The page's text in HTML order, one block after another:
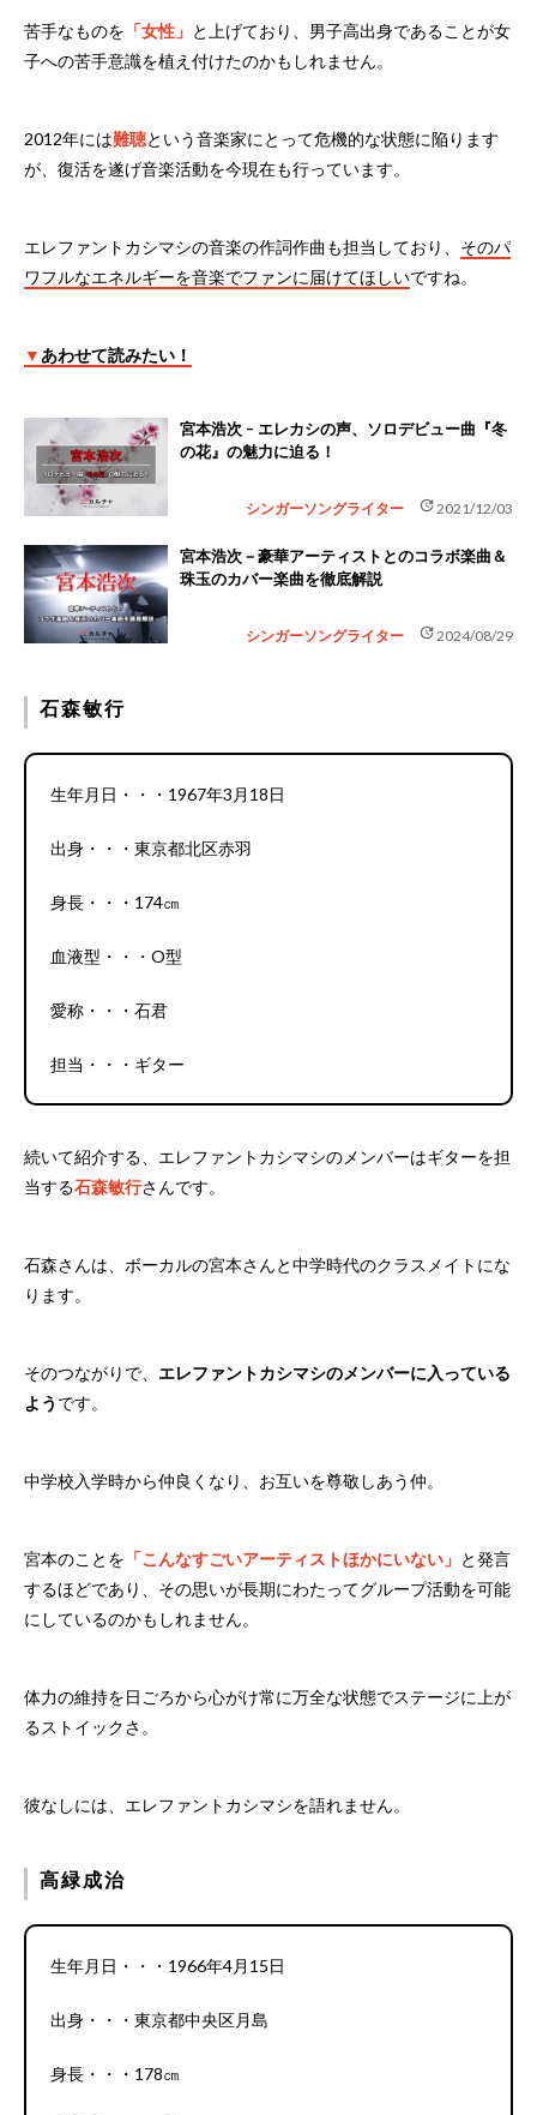
苦手なものを 「女性」 と上げており、男子高出身であることが女
子への苦手意識を植え付けたのかもしれません。
2012年には難聴という音楽家にとって危機的な状態に陥ります
が、復活を遂げ音楽活動を今現在も行っています。
エレファントカシマシの音楽の作詞作曲も担当しており、 そのパ
ワフルなエネルギーを音楽でファンに届けてほしいですね。
▼ あわせて読みたい！
宮本浩次 – エレカシの声、ソロデビュー曲『冬
の花』の魅力に迫る！
シンガーソングライター update2021/12/03
宮本浩次－豪華アーティストとのコラボ楽曲＆
珠玉のカバー楽曲を徹底解説
シンガーソングライター update2024/08/29
石森敏行
生年月日・・・1967年3月18日
出身・・・東京都北区赤羽
身長・・・174㎝
血液型・・・O型
愛称・・・石君
担当・・・ギター
続いて紹介する、エレファントカシマシのメンバーはギターを担
当する石森敏行さんです。
石森さんは、ボーカルの宮本さんと中学時代のクラスメイトにな
ります。
そのつながりで、 エレファントカシマシのメンバーに入っている
よう です。
中学校入学時から仲良くなり、お互いを尊敬しあう仲。
宮本のことを 「こんなすごいアーティストほかにいない」 と発言
するほどであり、その思いが長期にわたってグループ活動を可能
にしているのかもしれません。
体力の維持を日ごろから心がけ常に万全な状態でステージに上が
るストイックさ。
彼なしには、エレファントカシマシを語れません。
高緑成治
生年月日・・・1966年4月15日
出身・・・東京都中央区月島
身長・・・178㎝